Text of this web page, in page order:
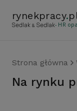
rynekpracy.
- HR
Strona główna
Na rynku